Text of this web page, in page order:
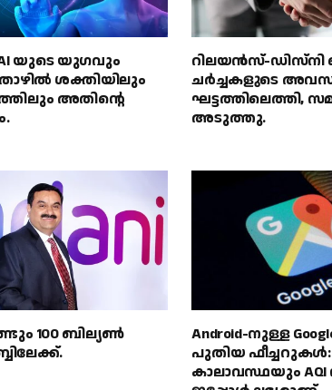
AI യുടെ യുഗവും
ശക്തിയിലും
അതിൻ്റെ
റിലയൻസ്-ഡിസ്‌നി
ചർച്ചകളുടെ
ഘട്ടത്തിലെത്തി,
അടുത്തു.
100 ബില്യൺ
Android-നുള്ള
പുതിയ ഫീച്ചറുകൾ:
കാലാവസ്ഥയും AQI